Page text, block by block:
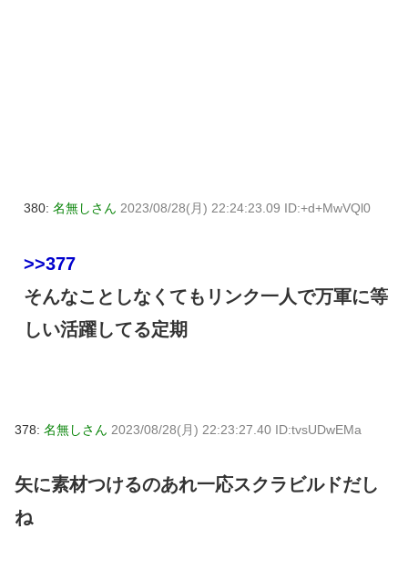
380: 名無しさん 2023/08/28(月) 22:24:23.09 ID:+d+MwVQl0
>>377
そんなことしなくてもリンク一人で万軍に等
しい活躍してる定期
378: 名無しさん 2023/08/28(月) 22:23:27.40 ID:tvsUDwEMa
矢に素材つけるのあれ一応スクラビルドだし
ね